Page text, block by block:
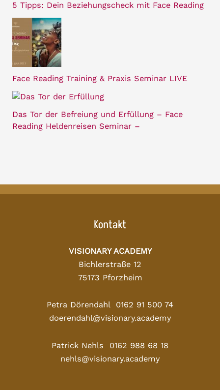
5 Tipps: Dein Beziehungscheck mit Face Reading
Face Reading Training & Praxis Seminar LIVE
Das Tor der Befreiung und Erfüllung – Face
Reading Heldenreisen Seminar –
Kontakt
VISIONARY ACADEMY
Bichlerstraße 12
75173 Pforzheim
Petra Dörendahl 0162 91 500 74
doerendahl@visionary.academy
Patrick Nehls 0162 988 68 18
nehls@visionary.academy